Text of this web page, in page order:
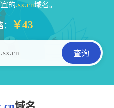
的.sx.cn域名。
￥43
查询